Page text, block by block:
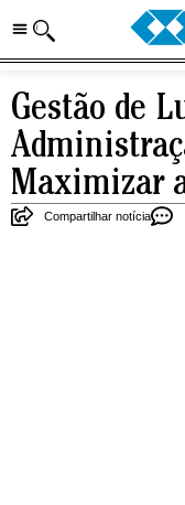
Gestão de
Maximizar
Compartilhar notícia